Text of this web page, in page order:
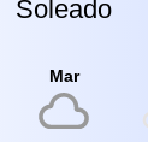
Soleado
Mar